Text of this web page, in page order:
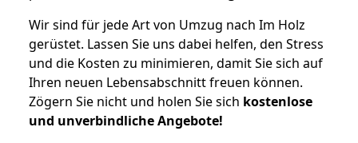
Wir sind für jede Art von Umzug nach Im Holz
gerüstet. Lassen Sie uns dabei helfen, den Stress
und die Kosten zu minimieren, damit Sie sich auf
Ihren neuen Lebensabschnitt freuen können.
Zögern Sie nicht und holen Sie sich kostenlose
und unverbindliche Angebote!